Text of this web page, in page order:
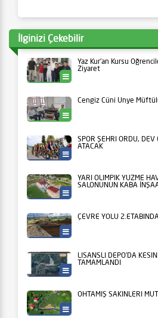
İlginizi Çekebilir
Yaz Kur’an Kursu
Ziyaret
Cengiz Cüni Ünye
SPOR ŞEHRİ ORDU,
ATACAK
YARI OLİMPİK YÜZME
SALONUNUN KABA
ÇEVRE YOLU
LİSANSLI DEPO’DA
TAMAMLANDI
OHTAMIŞ SAKİNLERİ